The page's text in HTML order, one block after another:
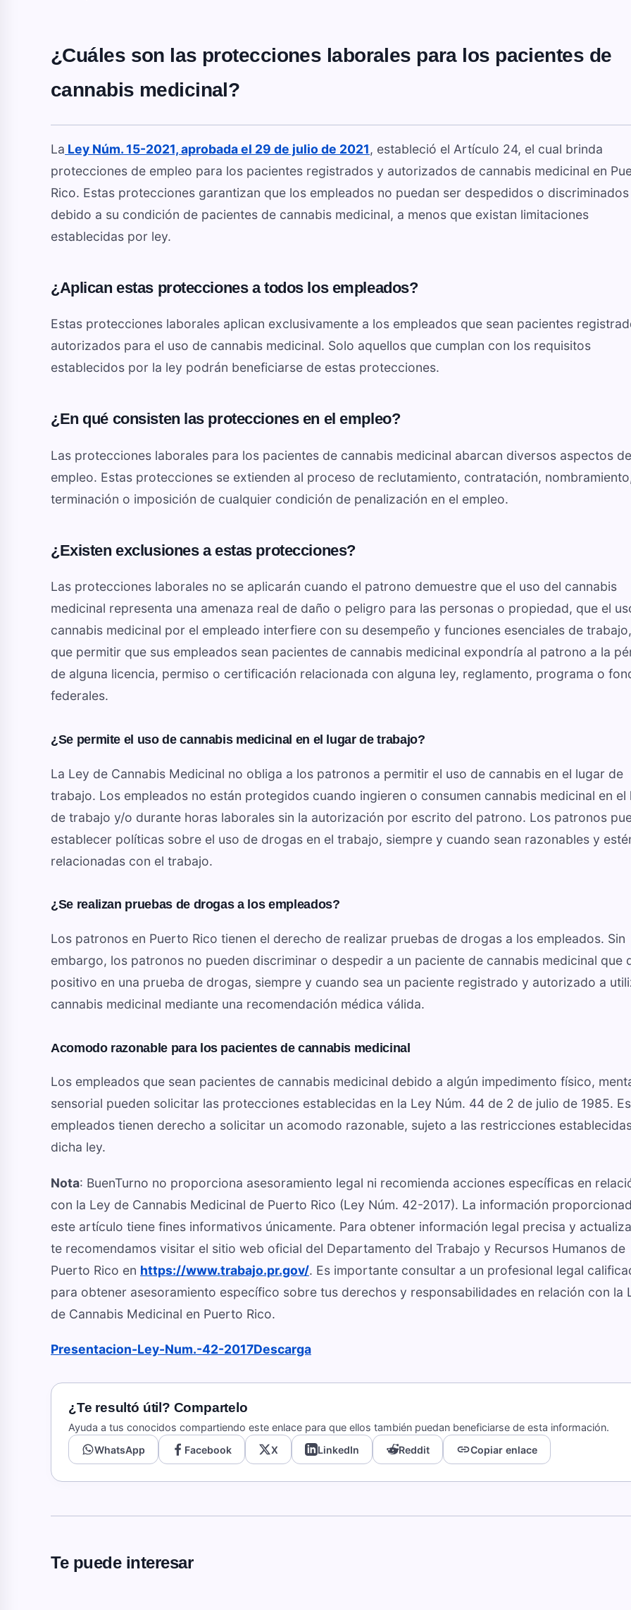
¿Cuáles son las protecciones laborales para los pacientes de
cannabis medicinal?
La Ley Núm. 15-2021, aprobada el 29 de julio de 2021, estableció el Artículo 24, el cual brinda
protecciones de empleo para los pacientes registrados y autorizados de cannabis medicinal en
Rico. Estas protecciones garantizan que los empleados no puedan ser despedidos o discriminados
debido a su condición de pacientes de cannabis medicinal, a menos que existan limitaciones
establecidas por ley.
¿Aplican estas protecciones a todos los empleados?
Estas protecciones laborales aplican exclusivamente a los empleados que sean pacientes
autorizados para el uso de cannabis medicinal. Solo aquellos que cumplan con los requisitos
establecidos por la ley podrán beneficiarse de estas protecciones.
¿En qué consisten las protecciones en el empleo?
Las protecciones laborales para los pacientes de cannabis medicinal abarcan diversos aspectos
empleo. Estas protecciones se extienden al proceso de reclutamiento, contratación,
terminación o imposición de cualquier condición de penalización en el empleo.
¿Existen exclusiones a estas protecciones?
Las protecciones laborales no se aplicarán cuando el patrono demuestre que el uso del cannabis
medicinal representa una amenaza real de daño o peligro para las personas o propiedad, que el
cannabis medicinal por el empleado interfiere con su desempeño y funciones esenciales de
que permitir que sus empleados sean pacientes de cannabis medicinal expondría al patrono a la
de alguna licencia, permiso o certificación relacionada con alguna ley, reglamento, programa o
federales.
¿Se permite el uso de cannabis medicinal en el lugar de trabajo?
La Ley de Cannabis Medicinal no obliga a los patronos a permitir el uso de cannabis en el lugar de
trabajo. Los empleados no están protegidos cuando ingieren o consumen cannabis medicinal en el
de trabajo y/o durante horas laborales sin la autorización por escrito del patrono. Los patronos
establecer políticas sobre el uso de drogas en el trabajo, siempre y cuando sean razonables y
relacionadas con el trabajo.
¿Se realizan pruebas de drogas a los empleados?
Los patronos en Puerto Rico tienen el derecho de realizar pruebas de drogas a los empleados. Sin
embargo, los patronos no pueden discriminar o despedir a un paciente de cannabis medicinal que
positivo en una prueba de drogas, siempre y cuando sea un paciente registrado y autorizado a
cannabis medicinal mediante una recomendación médica válida.
Acomodo razonable para los pacientes de cannabis medicinal
Los empleados que sean pacientes de cannabis medicinal debido a algún impedimento físico,
sensorial pueden solicitar las protecciones establecidas en la Ley Núm. 44 de 2 de julio de 1985.
empleados tienen derecho a solicitar un acomodo razonable, sujeto a las restricciones
dicha ley.
Nota: BuenTurno no proporciona asesoramiento legal ni recomienda acciones específicas en
con la Ley de Cannabis Medicinal de Puerto Rico (Ley Núm. 42-2017). La información
este artículo tiene fines informativos únicamente. Para obtener información legal precisa y
te recomendamos visitar el sitio web oficial del Departamento del Trabajo y Recursos Humanos de
Puerto Rico en https://www.trabajo.pr.gov/. Es importante consultar a un profesional legal
para obtener asesoramiento específico sobre tus derechos y responsabilidades en relación con la
de Cannabis Medicinal en Puerto Rico.
Presentacion-Ley-Num.-42-2017Descarga
¿Te resultó útil? Compartelo
Ayuda a tus conocidos compartiendo este enlace para que ellos también puedan beneficiarse de esta información.
WhatsApp
Facebook X LinkedIn Reddit linkCopiar enlace
Te puede interesar